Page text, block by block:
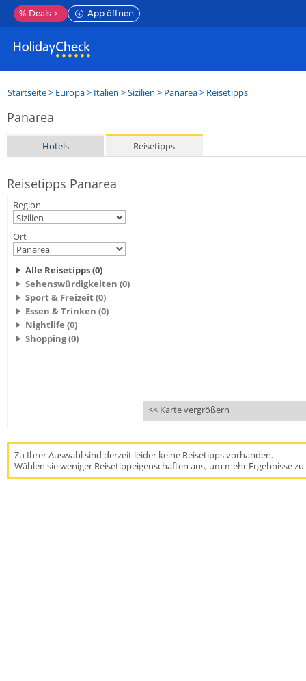
% Deals App öffnen
Startseite> Europa> Italien >Sizilien > Panarea> Reisetipps
Panarea
Hotels Reisetipps
Reisetipps Panarea
Region
Ort
Alle Reisetipps (0)
Sehenswürdigkeiten (0)
Sport & Freizeit (0)
Essen & Trinken (0)
Nightlife (0)
Shopping (0)
<< Karte vergrößern
Zu Ihrer Auswahl sind derzeit leider keine Reisetipps vorhanden.
Wählen sie weniger Reisetippeigenschaften aus, um mehr Ergebnisse